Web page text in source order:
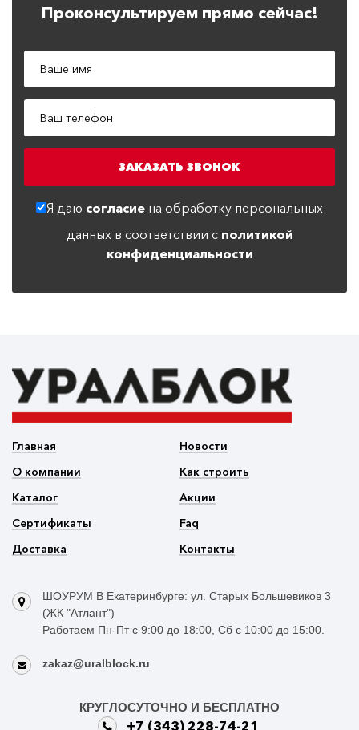
Проконсультируем прямо сейчас!
Я даю согласие на обработку персональных
данных в соответствии с политикой
конфиденциальности
Главная
О компании
Каталог
Сертификаты
Доставка
Новости
Как строить
Акции
Faq
Контакты
ШОУРУМ В Екатеринбурге: ул. Старых Большевиков 3
(ЖК "Атлант")
Работаем Пн-Пт с 9:00 до 18:00, Сб с 10:00 до 15:00.
zakaz@uralblock.ru
КРУГЛОСУТОЧНО И БЕСПЛАТНО
+7 (343) 228-74-21